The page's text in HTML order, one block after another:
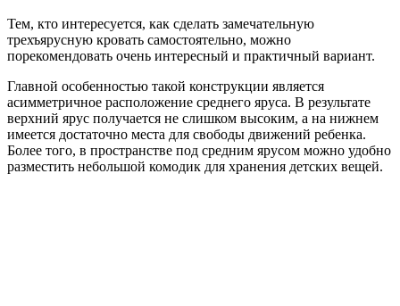
Тем, кто интересуется, как сделать замечательную
трехъярусную кровать самостоятельно, можно
порекомендовать очень интересный и практичный вариант.
Главной особенностью такой конструкции является
асимметричное расположение среднего яруса. В результате
верхний ярус получается не слишком высоким, а на нижнем
имеется достаточно места для свободы движений ребенка.
Более того, в пространстве под средним ярусом можно удобно
разместить небольшой комодик для хранения детских вещей.